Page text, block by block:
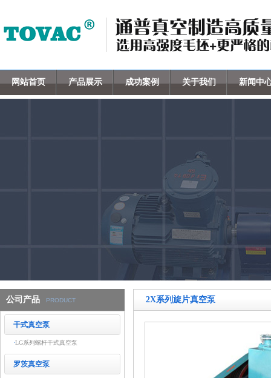
网站首页 产品展示 成功案例 关于我们 新闻中
公司产品 PRODUCT
干式真空泵
·LG系列螺杆干式真空泵
罗茨真空泵
2X系列旋片真空泵